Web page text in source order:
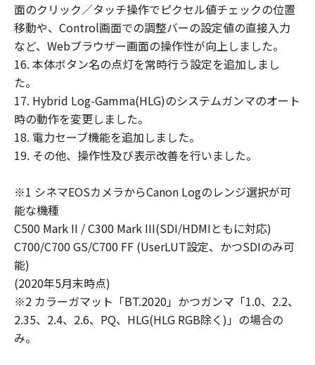
U.S.
GOVERNMENT
RESTRICTED
RIGHTS
The Software is a
"commercial item," as that
term is defined at 48 C.F.R.
2.101 (Oct 1995),
computer software" and
"commercial computer
software documentation,"
as such terms are used in
1995).
12.212 and 48 C.F.R.
227.7202-1 through
shall acquire the Software
with only those rights set
面のクリック／タッチ操作でピクセル値チェックの位置
移動や、Control画面での調整バーの設定値の直接入力
など、Webブラウザー画面の操作性が向上しました。
16. 本体ボタン名の点灯を常時行う設定を追加しまし
た。
17. Hybrid Log-Gamma(HLG)のシステムガンマのオート
時の動作を変更しました。
18. 電力セーブ機能を追加しました。
19. その他、操作性及び表示改善を行いました。
※1 シネマEOSカメラからCanon Logのレンジ選択が可
能な機種
C500 Mark II / C300 Mark III(SDI/HDMIともに対応)
C700/C700 GS/C700 FF (UserLUT設定、かつSDIのみ可
能)
(2020年5月末時点)
※2 カラーガマット「BT.2020」かつガンマ「1.0、2.2、
2.35、2.4、2.6、PQ、HLG(HLG RGB除く)」の場合の
み。